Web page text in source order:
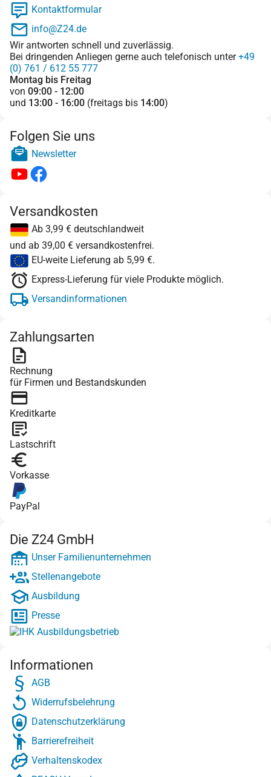
Kontaktformular
info@Z24.de
Wir antworten schnell und zuverlässig.
Bei dringenden Anliegen gerne auch telefonisch unter+49
(0) 761 / 612 55 777
Montag bis Freitag
von 09:00 - 12:00
und 13:00 - 16:00 (freitags bis 14:00)
Folgen Sie uns
Newsletter
Versandkosten
Ab 3,99 € deutschlandweit
und ab 39,00 € versandkostenfrei.
EU-weite Lieferung ab 5,99 €.
Express-Lieferung für viele Produkte möglich.
Versandinformationen
Zahlungsarten
Rechnung
für Firmen und Bestandskunden
Kreditkarte
Lastschrift
Vorkasse
PayPal
Die Z24 GmbH
Unser Familienunternehmen
Stellenangebote
Ausbildung
Presse
Informationen
AGB
Widerrufsbelehrung
Datenschutzerklärung
Barrierefreiheit
Verhaltenskodex